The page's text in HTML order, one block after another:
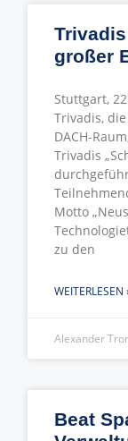
großer
Stuttgart,
Trivadis,
DACH-
Trivadis
Motto
zu den
WEITERLESEN
Alexander
Beat